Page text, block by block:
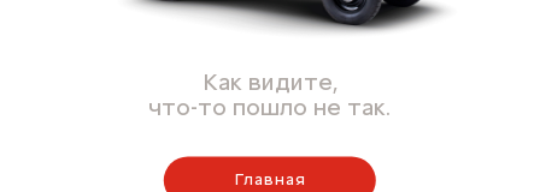
Как видите,
что-то пошло не так.
Главная